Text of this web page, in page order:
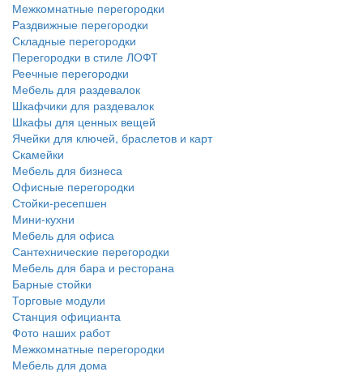
Межкомнатные перегородки
Раздвижные перегородки
Складные перегородки
Перегородки в стиле ЛОФТ
Реечные перегородки
Мебель для раздевалок
Шкафчики для раздевалок
Шкафы для ценных вещей
Ячейки для ключей, браслетов и карт
Скамейки
Мебель для бизнеса
Офисные перегородки
Стойки-ресепшен
Мини-кухни
Мебель для офиса
Сантехнические перегородки
Мебель для бара и ресторана
Барные стойки
Торговые модули
Станция официанта
Фото наших работ
Межкомнатные перегородки
Мебель для дома